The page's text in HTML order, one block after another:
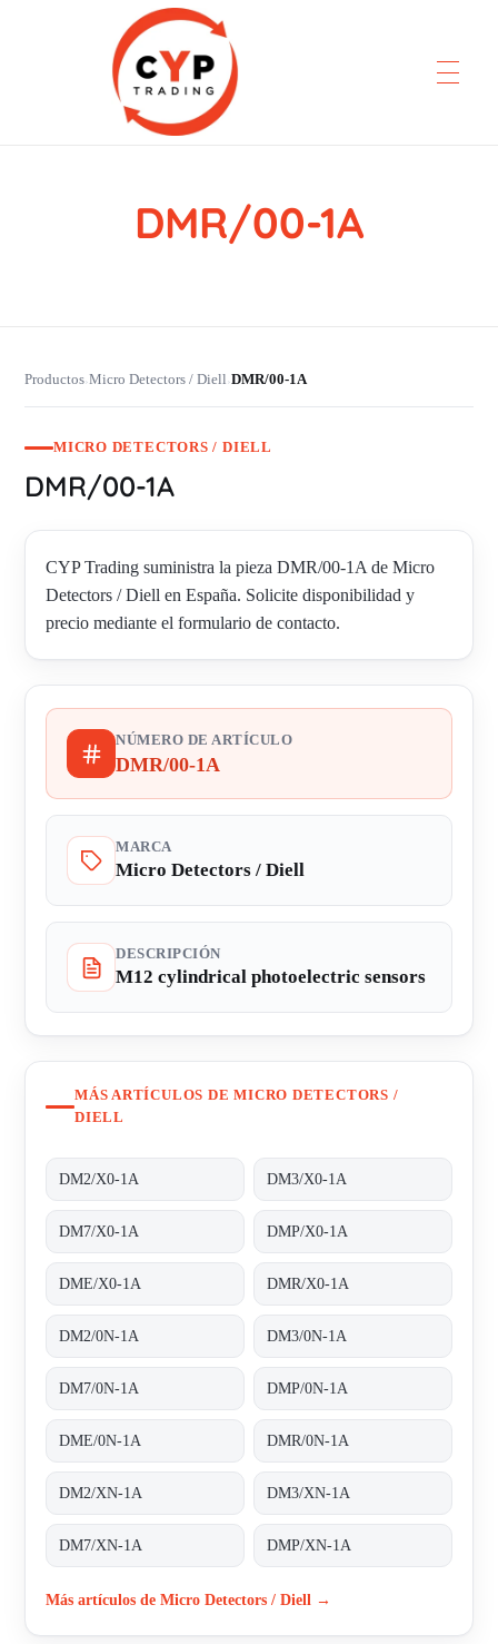
CYP Trading
DMR/00-1A
Productos›Micro Detectors / Diell›DMR/00-1A
MICRO DETECTORS / DIELL
DMR/00-1A
CYP Trading suministra la pieza DMR/00-1A de Micro
Detectors / Diell en España. Solicite disponibilidad y
precio mediante el formulario de contacto.
NÚMERO DE ARTÍCULO
DMR/00-1A
MARCA
Micro Detectors / Diell
DESCRIPCIÓN
M12 cylindrical photoelectric sensors
MÁS ARTÍCULOS DE MICRO DETECTORS /
DIELL
DM2/X0-1A DM3/X0-1A
DM7/X0-1A DMP/X0-1A
DME/X0-1A DMR/X0-1A
DM2/0N-1A DM3/0N-1A
DM7/0N-1A DMP/0N-1A
DME/0N-1A DMR/0N-1A
DM2/XN-1A DM3/XN-1A
DM7/XN-1A DMP/XN-1A
Más artículos de Micro Detectors / Diell →